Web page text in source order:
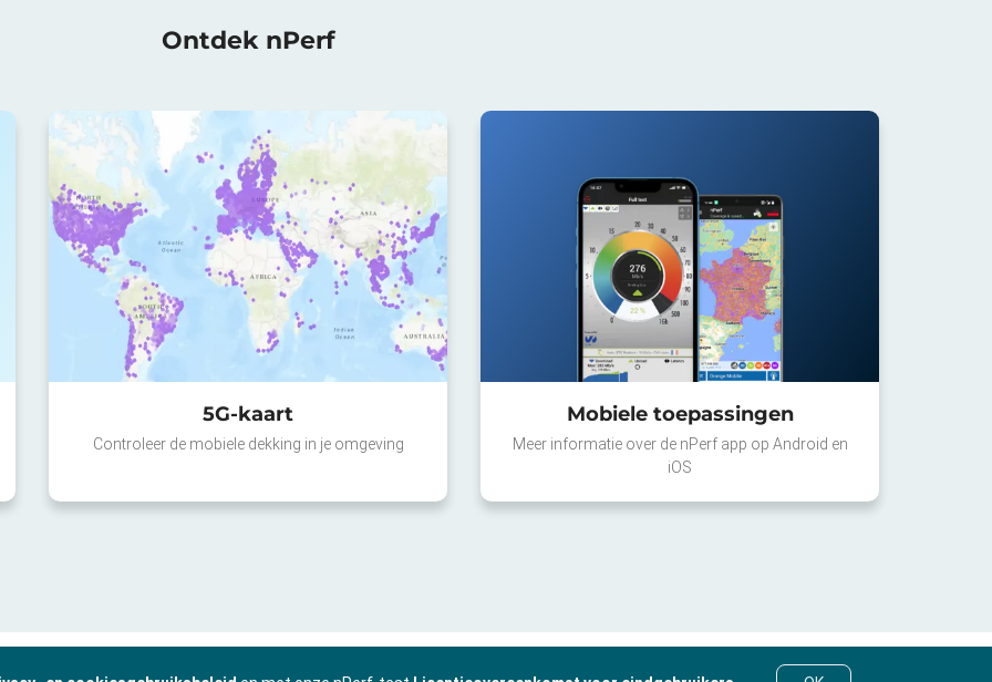
Ontdek nPerf
5G-kaart
Controleer de mobiele dekking in je omgeving
Mobiele toepassingen
Meer informatie over de nPerf app op Android en
iOS